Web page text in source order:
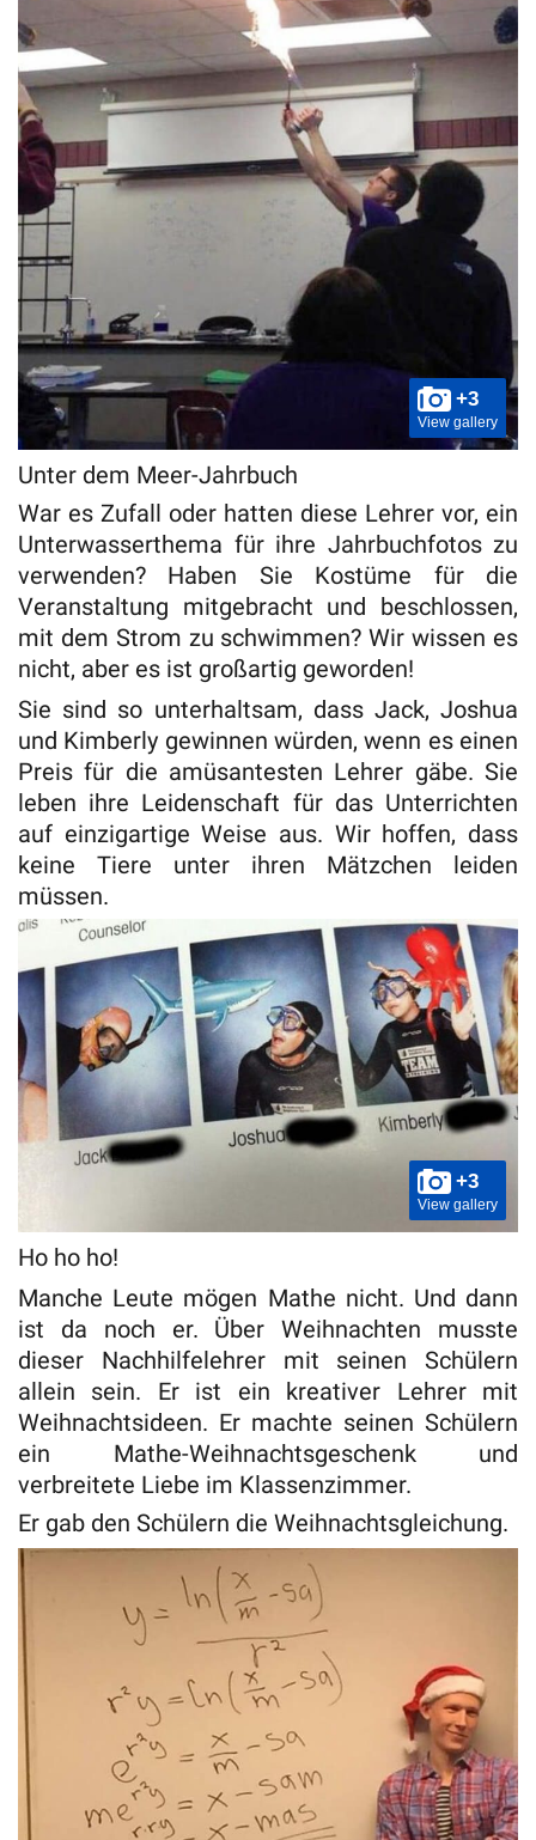
+3
View gallery
Unter dem Meer-Jahrbuch
War es Zufall oder hatten diese Lehrer vor, ein
Unterwasserthema für ihre Jahrbuchfotos zu
verwenden? Haben Sie Kostüme für die
Veranstaltung mitgebracht und beschlossen,
mit dem Strom zu schwimmen? Wir wissen es
nicht, aber es ist großartig geworden!
Sie sind so unterhaltsam, dass Jack, Joshua
und Kimberly gewinnen würden, wenn es einen
Preis für die amüsantesten Lehrer gäbe. Sie
leben ihre Leidenschaft für das Unterrichten
auf einzigartige Weise aus. Wir hoffen, dass
keine Tiere unter ihren Mätzchen leiden
müssen.
+3
View gallery
Ho ho ho!
Manche Leute mögen Mathe nicht. Und dann
ist da noch er. Über Weihnachten musste
dieser Nachhilfelehrer mit seinen Schülern
allein sein. Er ist ein kreativer Lehrer mit
Weihnachtsideen. Er machte seinen Schülern
ein Mathe-Weihnachtsgeschenk und
verbreitete Liebe im Klassenzimmer.
Er gab den Schülern die Weihnachtsgleichung.